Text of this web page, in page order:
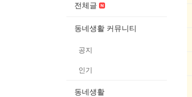
전체글
동네생활 커뮤니티
공지
인기
동네생활